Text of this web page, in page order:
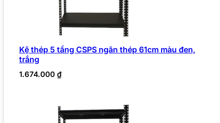
Kệ thép 5 tầng CSPS ngăn thép 61cm màu đen,
trắng
1.674.000 ₫